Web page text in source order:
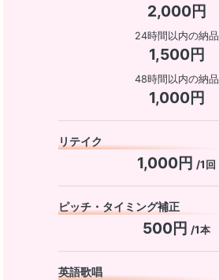
2,000円
24時間以内の納品
1,500円
48時間以内の納品
1,000円
リテイク
1,000円 /1回
ピッチ・タイミング補正
500円 /1本
英語歌唱